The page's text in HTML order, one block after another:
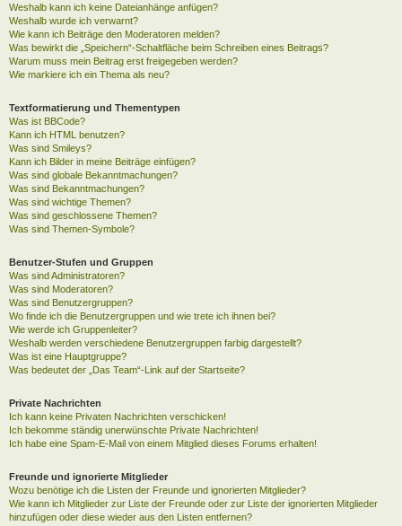
Weshalb kann ich keine Dateianhänge anfügen?
Weshalb wurde ich verwarnt?
Wie kann ich Beiträge den Moderatoren melden?
Was bewirkt die „Speichern“-Schaltfläche beim Schreiben eines Beitrags?
Warum muss mein Beitrag erst freigegeben werden?
Wie markiere ich ein Thema als neu?
Textformatierung und Thementypen
Was ist BBCode?
Kann ich HTML benutzen?
Was sind Smileys?
Kann ich Bilder in meine Beiträge einfügen?
Was sind globale Bekanntmachungen?
Was sind Bekanntmachungen?
Was sind wichtige Themen?
Was sind geschlossene Themen?
Was sind Themen-Symbole?
Benutzer-Stufen und Gruppen
Was sind Administratoren?
Was sind Moderatoren?
Was sind Benutzergruppen?
Wo finde ich die Benutzergruppen und wie trete ich ihnen bei?
Wie werde ich Gruppenleiter?
Weshalb werden verschiedene Benutzergruppen farbig dargestellt?
Was ist eine Hauptgruppe?
Was bedeutet der „Das Team“-Link auf der Startseite?
Private Nachrichten
Ich kann keine Privaten Nachrichten verschicken!
Ich bekomme ständig unerwünschte Private Nachrichten!
Ich habe eine Spam-E-Mail von einem Mitglied dieses Forums erhalten!
Freunde und ignorierte Mitglieder
Wozu benötige ich die Listen der Freunde und ignorierten Mitglieder?
Wie kann ich Mitglieder zur Liste der Freunde oder zur Liste der ignorierten Mitglieder
hinzufügen oder diese wieder aus den Listen entfernen?